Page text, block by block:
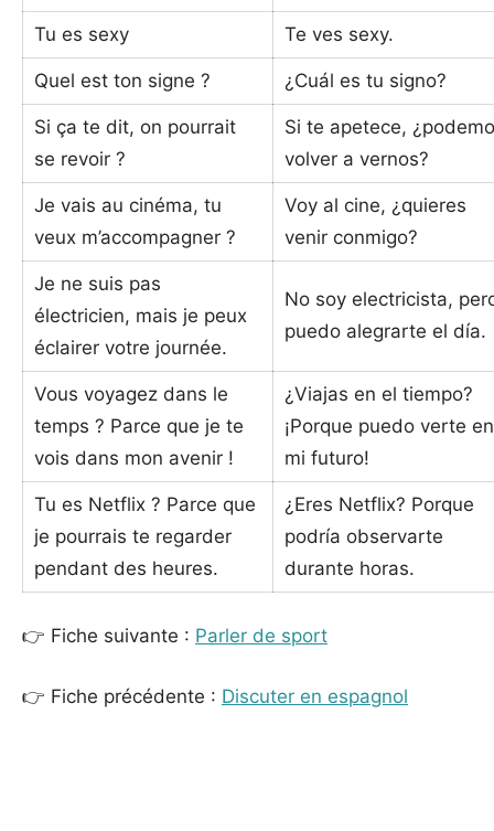
Tu es sexy Te ves sexy.
Quel est ton signe ? ¿Cuál es tu signo?
Si ça te dit, on pourrait
se revoir ?
Si te apetece,
volver a vernos?
Je vais au cinéma, tu
veux m’accompagner ?
Voy al cine, ¿quieres
venir conmigo?
Je ne suis pas
électricien, mais je peux
éclairer votre journée.
No soy electricista,
puedo alegrarte el día.
Vous voyagez dans le
temps ? Parce que je te
vois dans mon avenir !
¿Viajas en el tiempo?
¡Porque puedo verte en
mi futuro!
Tu es Netflix ? Parce que
je pourrais te regarder
pendant des heures.
¿Eres Netflix? Porque
podría observarte
durante horas.
👉 Fiche suivante : Parler de sport
👉 Fiche précédente : Discuter en espagnol